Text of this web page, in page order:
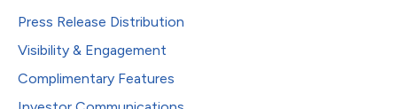
Press Release Distribution
Visibility & Engagement
Complimentary Features